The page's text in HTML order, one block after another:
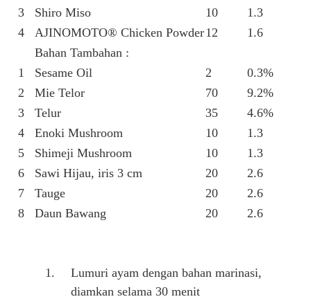
3
Shiro Miso 10
1.3
4
AJINOMOTO® Chicken Powder12
1.6
Bahan Tambahan :
1
Sesame Oil 2
0.3%
2
Mie Telor 70
9.2%
3
Telur 35
4.6%
4
Enoki Mushroom 10
1.3
5
Shimeji Mushroom 10
1.3
6
Sawi Hijau, iris 3 cm 20
2.6
7
Tauge 20
2.6
8
Daun Bawang 20 2.6
Lumuri ayam dengan bahan marinasi,
diamkan selama 30 menit